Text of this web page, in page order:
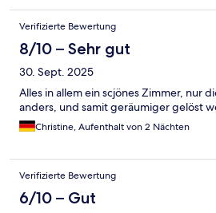
Verifizierte Bewertung
8/10 – Sehr gut
30. Sept. 2025
Alles in allem ein scjönes Zimmer, nur
anders, und samit geräumiger gelöst
Christine, Aufenthalt von 2 Nächten
Verifizierte Bewertung
6/10 – Gut